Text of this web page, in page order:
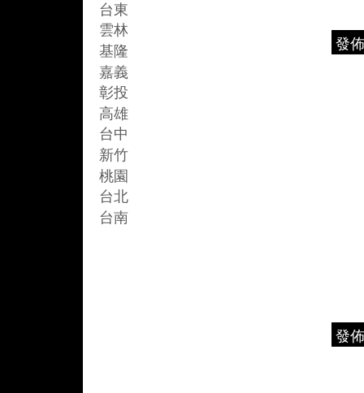
發
發
台東
雲林
基隆
嘉義
彰投
高雄
台中
新竹
桃園
台北
台南